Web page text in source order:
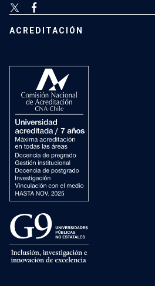
ACREDITACIÓN